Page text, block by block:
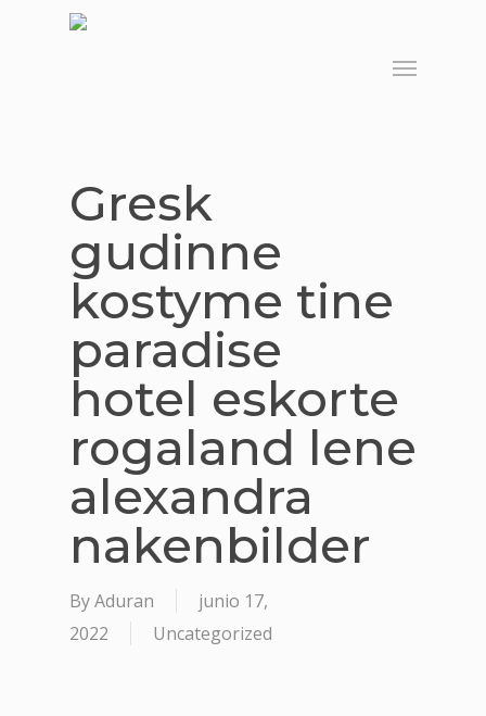
Menu
Gresk
gudinne
kostyme tine
paradise
hotel eskorte
rogaland lene
alexandra
nakenbilder
ByAduran
junio 17,
2022
Uncategorized